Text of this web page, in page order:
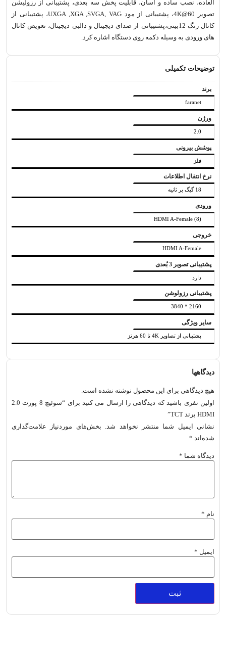
العاده، نصب ساده و اسان، قابلیت پخش سه بعدی، پشتیبانی از رزولیشن
تصویر 4K@60، پشتیبانی از مود UXGA ,XGA ,SVGA, VAG، پشتیبانی از
کانال رنگ 12بیتی،پشتیبانی از صدای دیجیتال و دالبی دیجیتال، تعویض کانال
های ورودی به وسیله دکمه روی دستگاه اشاره کرد.
توضیحات تکمیلی
برند
faranet
ورژن
2.0
پوشش بیرونی
فلز
نرخ انتقال اطلاعات
18 گیگ بر ثانیه
ورودی
(8) HDMI A-Female
خروجی
HDMI A-Female
پشتیبانی تصویر 3 بُعدی
دارد
پشتیبانی رزولوشن
2160 * 3840
سایر ویژگی
پشتیبانی از تصاویر 4K تا 60 هرتز
دیدگاهها
هیچ دیدگاهی برای این محصول نوشته نشده است.
اولین نفری باشید که دیدگاهی را ارسال می کنید برای “سوئيچ 8 پورت 2.0
HDMI برند TCT”
نشانی ایمیل شما منتشر نخواهد شد. بخش‌های موردنیاز علامت‌گذاری
شده‌اند *
دیدگاه شما *
نام *
ایمیل *